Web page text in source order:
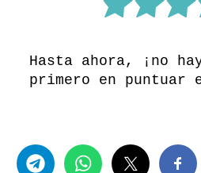
Hasta ahora, ¡no
primero en puntuar